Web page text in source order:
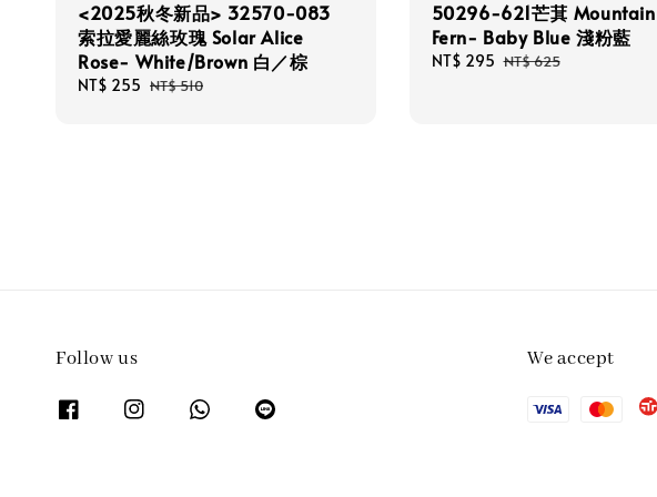
<2025秋冬新品> 32570-083
索拉愛麗絲玫瑰 Solar Alice
Rose- White/Brown 白／棕
Sale
NT$ 255 Regular
NT$ 510
50296-621芒萁 Mountain
Fern- Baby Blue 淺粉藍
Sale
NT$ 295 Regular
NT$ 625
Follow us We accept